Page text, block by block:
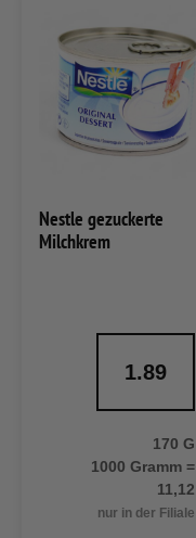
Nestle gezuckerte
Milchkrem
1.89
170 G
1000 Gramm =
11,12
nur in der Filiale